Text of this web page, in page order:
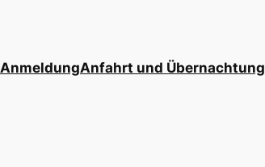
AnmeldungAnfahrt und Übernachtung